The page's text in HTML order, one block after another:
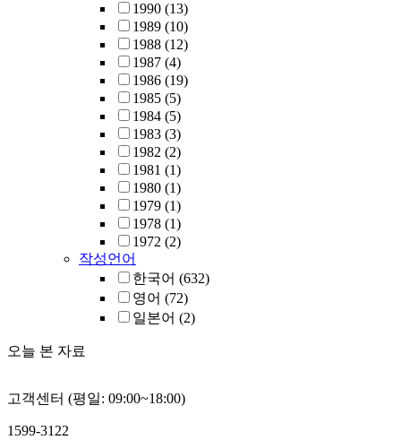
1990 (13)
1989 (10)
1988 (12)
1987 (4)
1986 (19)
1985 (5)
1984 (5)
1983 (3)
1982 (2)
1981 (1)
1980 (1)
1979 (1)
1978 (1)
1972 (2)
작성언어
한국어 (632)
영어 (72)
일본어 (2)
오늘 본 자료
고객센터 (평일: 09:00~18:00)
1599-3122